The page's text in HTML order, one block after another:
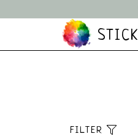
FILTER